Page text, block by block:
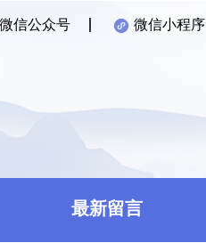
微信公众号 微信小程序
最新留言